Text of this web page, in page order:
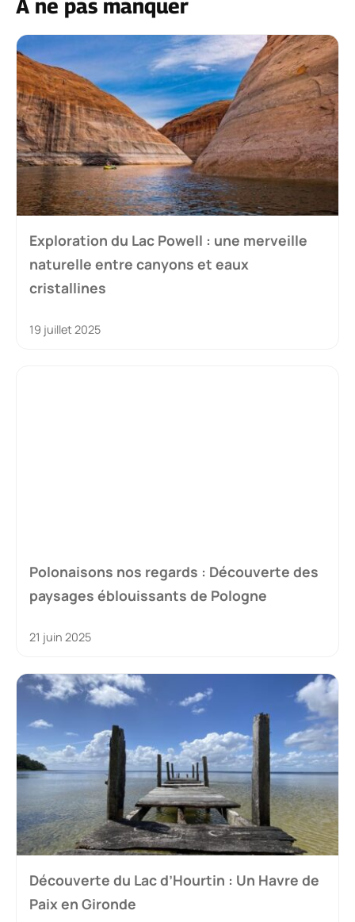
À ne pas manquer
Exploration du Lac Powell : une merveille
naturelle entre canyons et eaux
cristallines
19 juillet 2025
Polonaisons nos regards : Découverte des
paysages éblouissants de Pologne
21 juin 2025
Découverte du Lac d’Hourtin : Un Havre de
Paix en Gironde